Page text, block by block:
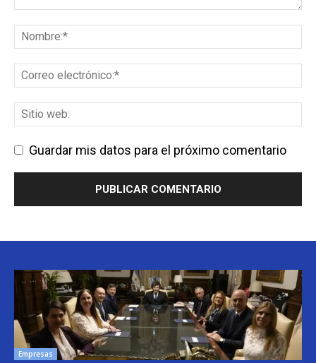
Guardar mis datos para el próximo comentario
Empresas